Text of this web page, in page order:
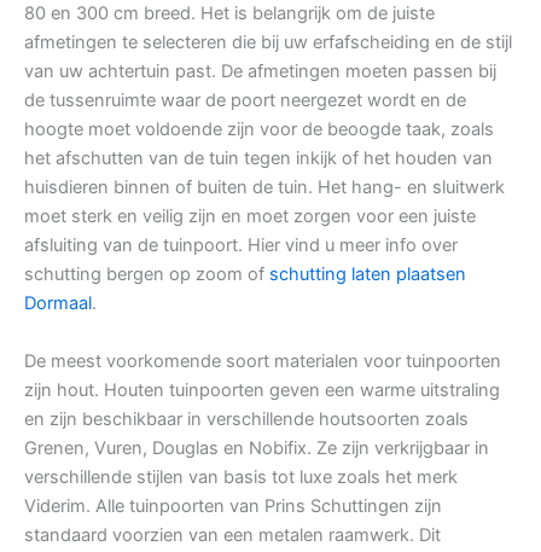
80 en 300 cm breed. Het is belangrijk om de juiste
afmetingen te selecteren die bij uw erfafscheiding en de stijl
van uw achtertuin past. De afmetingen moeten passen bij
de tussenruimte waar de poort neergezet wordt en de
hoogte moet voldoende zijn voor de beoogde taak, zoals
het afschutten van de tuin tegen inkijk of het houden van
huisdieren binnen of buiten de tuin. Het hang- en sluitwerk
moet sterk en veilig zijn en moet zorgen voor een juiste
afsluiting van de tuinpoort. Hier vind u meer info over
schutting bergen op zoom of schutting laten plaatsen
Dormaal.
De meest voorkomende soort materialen voor tuinpoorten
zijn hout. Houten tuinpoorten geven een warme uitstraling
en zijn beschikbaar in verschillende houtsoorten zoals
Grenen, Vuren, Douglas en Nobifix. Ze zijn verkrijgbaar in
verschillende stijlen van basis tot luxe zoals het merk
Viderim. Alle tuinpoorten van Prins Schuttingen zijn
standaard voorzien van een metalen raamwerk. Dit